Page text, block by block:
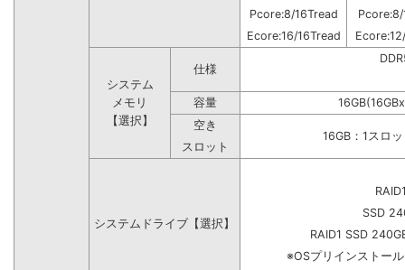
Pcore:8/16Tread
Ecore:16/16Tread
システム
メモリ
【選択】
仕様
容量
空き
16GB：1スロ
スロット
システムドライブ【選択】
SSD
RAID1 SSD
※OSプリインストー